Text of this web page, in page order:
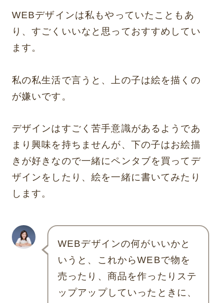
WEBデザインは私もやっていたこともあ
り、すごくいいなと思っておすすめしてい
ます。
私の私生活で言うと、上の子は絵を描くの
が嫌いです。
デザインはすごく苦手意識があるようであ
まり興味を持ちませんが、下の子はお絵描
きが好きなので一緒にペンタブを買ってデ
ザインをしたり、絵を一緒に書いてみたり
します。
WEBデザインの何がいいかと
いうと、これからWEBで物を
売ったり、商品を作ったりステ
ップアップしていったときに、